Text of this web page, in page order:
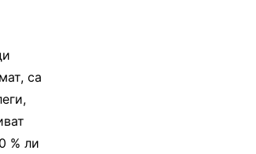
са
% ли